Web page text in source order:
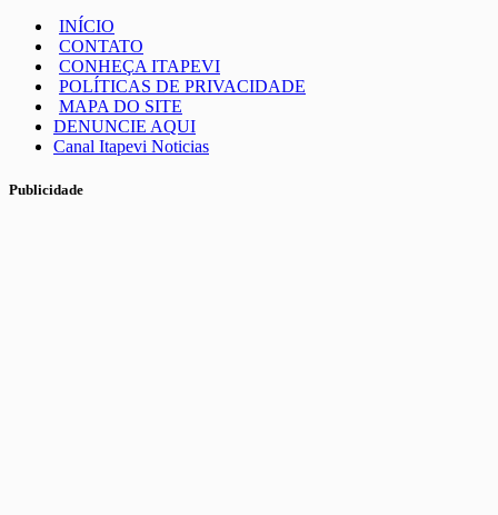
INÍCIO
CONTATO
CONHEÇA ITAPEVI
POLÍTICAS DE PRIVACIDADE
MAPA DO SITE
DENUNCIE AQUI
Canal Itapevi Noticias
Publicidade